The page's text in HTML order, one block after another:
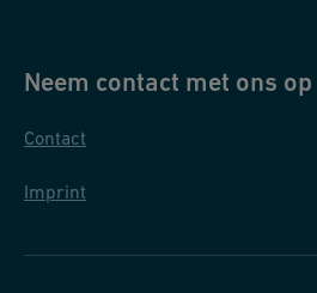
Neem contact met ons op
Contact
Imprint